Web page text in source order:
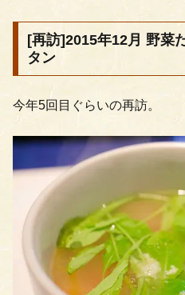
[再訪]2015年12月 野菜
タン
今年5回目ぐらいの再訪。